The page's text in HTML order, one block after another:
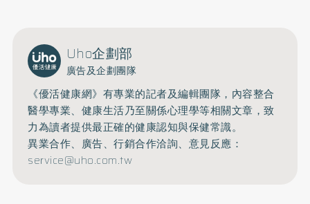
Uho企劃部
廣告及企劃團隊
《優活健康網》有專業的記者及編輯團隊，內容整合
醫學專業、健康生活乃至關係心理學等相關文章，致
力為讀者提供最正確的健康認知與保健常識。
異業合作、廣告、行銷合作洽詢、意見反應：
service@uho.com.tw